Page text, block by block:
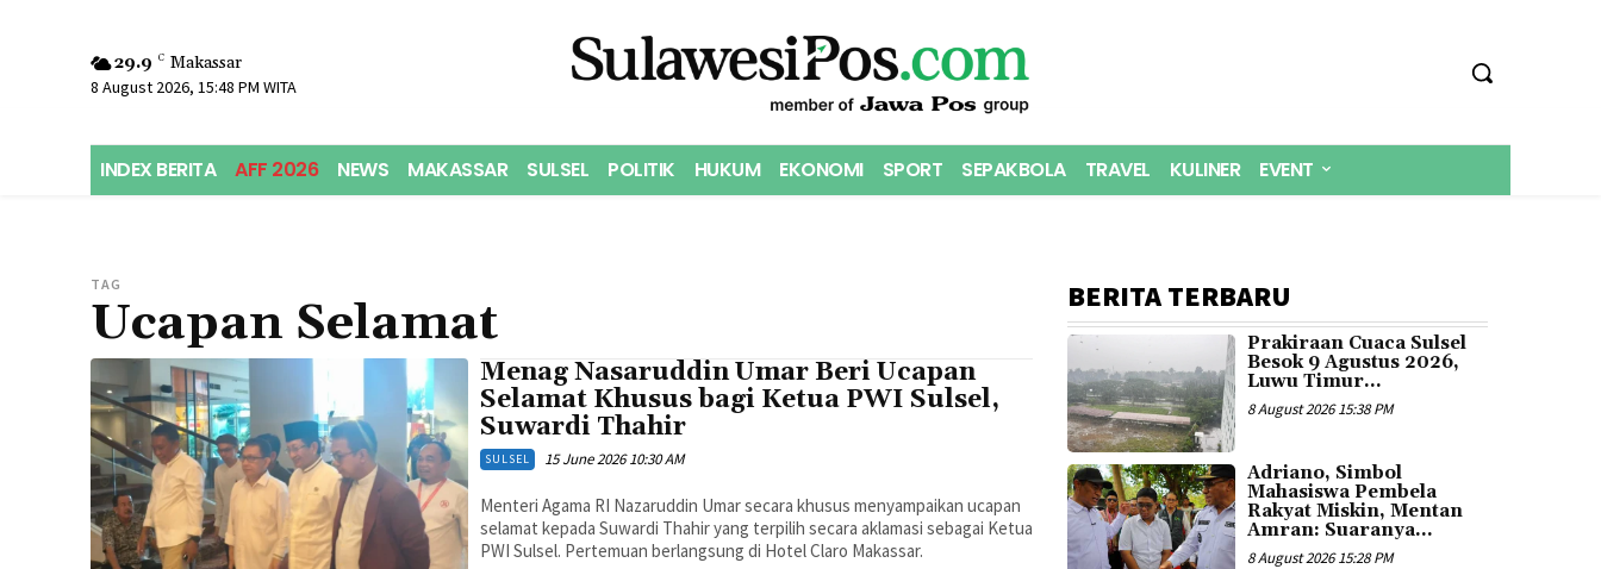
29.9 C Makassar
8 August 2026, 15:48 PM WITA
INDEX BERITA AFF 2026 NEWS MAKASSAR SULSEL POLITIK HUKUM EKONOMI SPORT SEPAKBOLA TRAVEL KULINER EVENT
TAG
Ucapan Selamat
Menag Nasaruddin Umar Beri Ucapan
Selamat Khusus bagi Ketua PWI Sulsel,
Suwardi Thahir
SULSEL 15 June 2026 10:30 AM
Menteri Agama RI Nazaruddin Umar secara khusus menyampaikan ucapan
selamat kepada Suwardi Thahir yang terpilih secara aklamasi sebagai Ketua
PWI Sulsel. Pertemuan berlangsung di Hotel Claro Makassar.
BERITA TERBARU
Prakiraan Cuaca Sulsel
Besok 9 Agustus 2026,
Luwu Timur...
8 August 2026 15:38 PM
Adriano, Simbol
Mahasiswa Pembela
Rakyat Miskin, Mentan
Amran: Suaranya...
8 August 2026 15:28 PM